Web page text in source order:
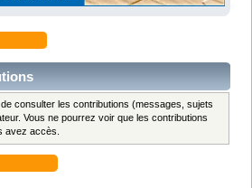
consulter les contributions (messages, sujets
Vous ne pourrez voir que les contributions
avez accès.